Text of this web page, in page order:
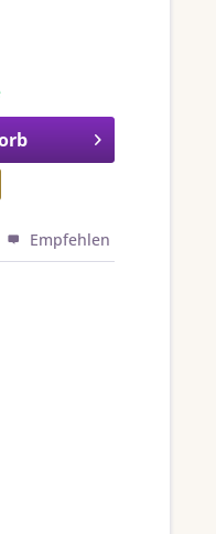
Empfehlen